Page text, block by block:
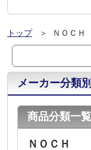
トップ
＞ ＮＯＣＨ
メーカー分類
商品分類一覧
ＮＯＣＨ